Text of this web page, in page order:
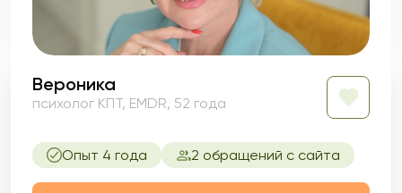
Вероника
психолог КПТ, EMDR, 52 года
Опыт 4 года 2 обращений с сайта